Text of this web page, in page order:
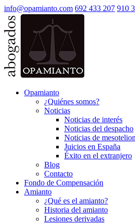
info@opamianto.com 692 433 207 910
Opamianto
¿Quiénes somos?
Noticias
Noticias de interés
Noticias del despacho
Noticias de
Juicios en España
Éxito en el extranjero
Blog
Contacto
Fondo de Compensación
Amianto
¿Qué es el amianto?
Historia del amianto
Lesiones derivadas